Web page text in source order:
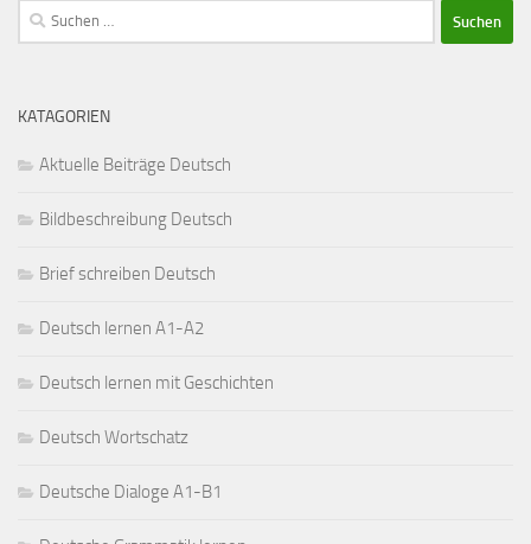
Suchen
nach:
KATAGORIEN
Aktuelle Beiträge Deutsch
Bildbeschreibung Deutsch
Brief schreiben Deutsch
Deutsch lernen A1-A2
Deutsch lernen mit Geschichten
Deutsch Wortschatz
Deutsche Dialoge A1-B1